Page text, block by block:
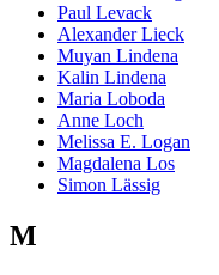
Paul Levack
Alexander Lieck
Muyan Lindena
Kalin Lindena
Maria Loboda
Anne Loch
Melissa E. Logan
Magdalena Los
Simon Lässig
M